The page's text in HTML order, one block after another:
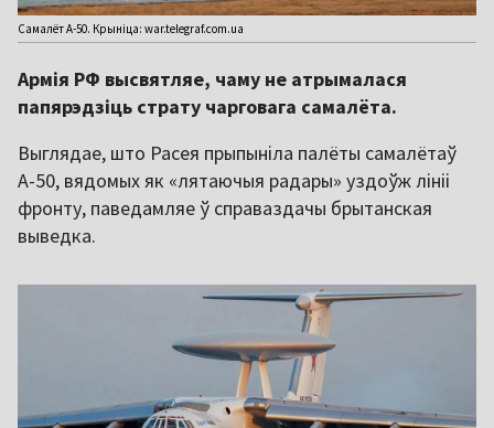
Самалёт А-50. Крыніца: war.telegraf.com.ua
Армія РФ высвятляе, чаму не атрымалася
папярэдзіць страту чарговага самалёта.
Выглядае, што Расея прыпыніла палёты самалётаў
А-50, вядомых як «лятаючыя радары» уздоўж лініі
фронту, паведамляе ў справаздачы брытанская
выведка.